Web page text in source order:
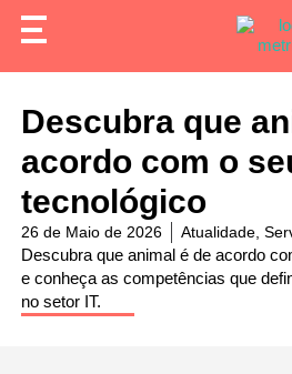
Descubra que
acordo com o
tecnológico
26 de Maio de 2026 Atualidade,
Descubra que animal é de acordo
e conheça as competências que
no setor IT.